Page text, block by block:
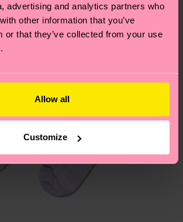
advertising and analytics partners who
other information that you’ve
or that they’ve collected from your use
Allow all
Customize